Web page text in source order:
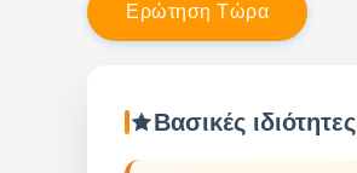
Ερώτηση Τώρα
Βασικές ιδιότητες